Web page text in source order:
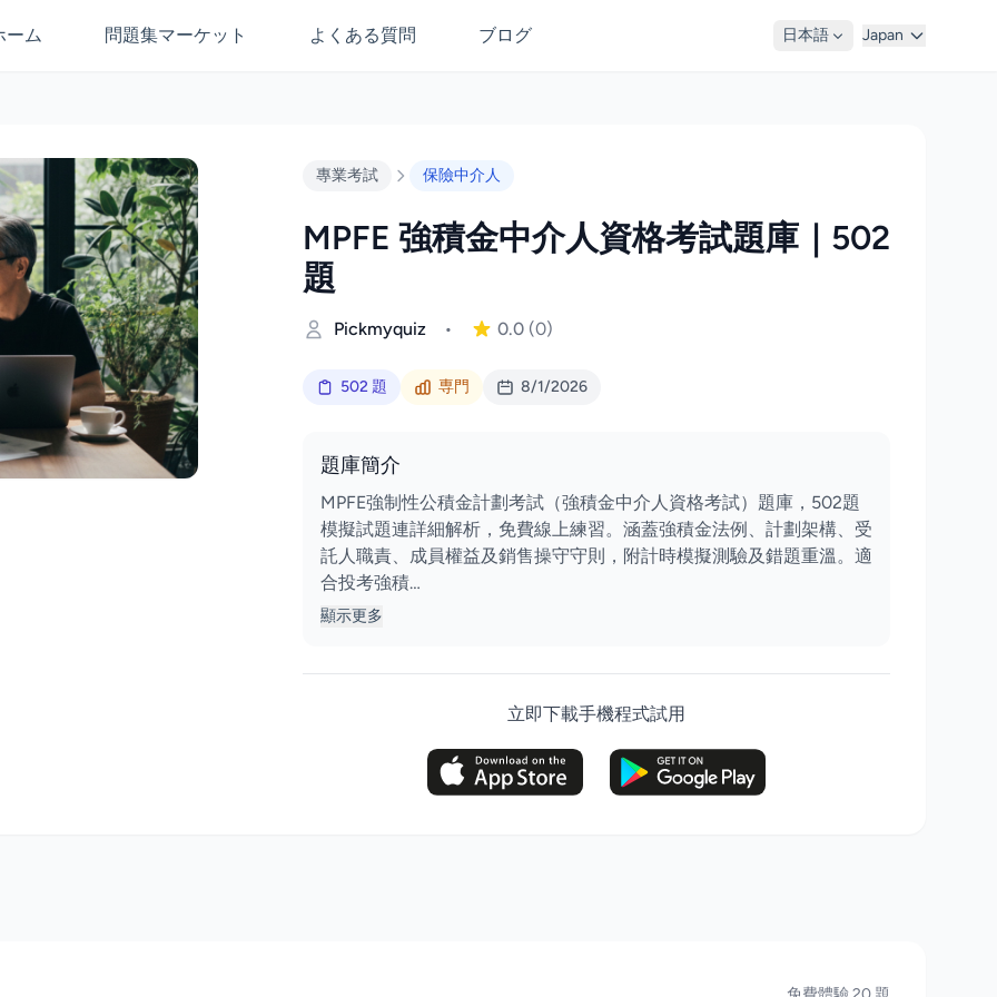
ーム 問題集マーケット よくある質問 ブログ 日本語 Japan
專業考試 保險中介人
MPFE 強積金中介人資格考試題庫｜502
題
Pickmyquiz • 0.0 (0)
502 題 専門 8/1/2026
題庫簡介
MPFE強制性公積金計劃考試（強積金中介人資格考試）題庫，502題
模擬試題連詳細解析，免費線上練習。涵蓋強積金法例、計劃架構、受
託人職責、成員權益及銷售操守守則，附計時模擬測驗及錯題重溫。適
合投考強積…
顯示更多
立即下載手機程式試用